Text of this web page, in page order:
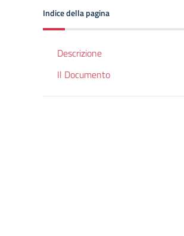
Indice della pagina
Descrizione
Il Documento